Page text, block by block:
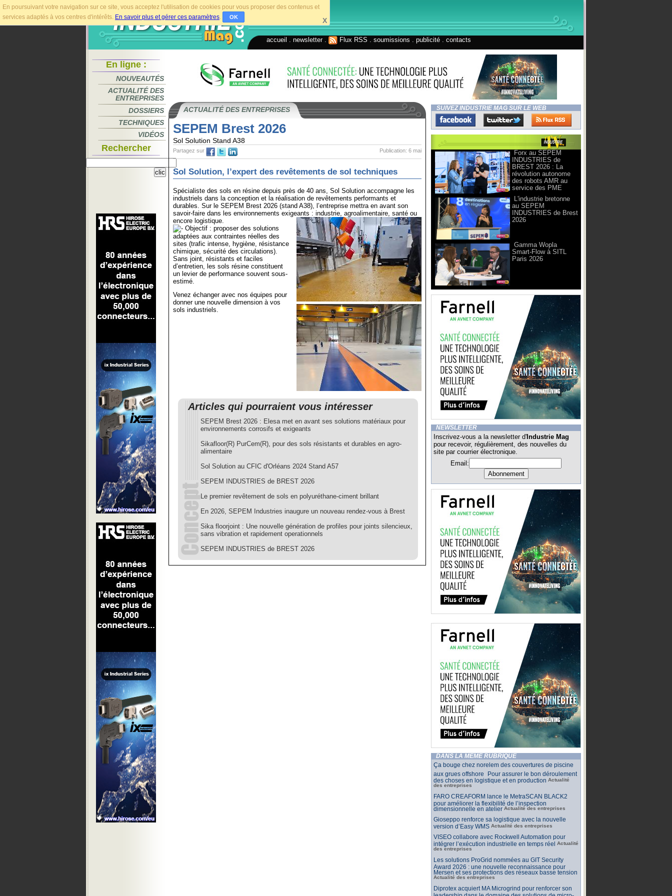
En poursuivant votre navigation sur ce site, vous acceptez l'utilisation de cookies pour vous proposer des contenus et
services adaptés à vos centres d'intérêts. En savoir plus et gérer ces paramètres. OK X
accueil newsletter. Flux RSS soumissions publicité contacts
En ligne :
NOUVEAUTÉS
ACTUALITÉ DES
ENTREPRISES
DOSSIERS
TECHNIQUES
VIDÉOS
Rechercher
ACTUALITÉ DES ENTREPRISES
SEPEM Brest 2026
Sol Solution Stand A38
Publication: 6 mai
Partagez sur
Sol Solution, l’expert des revêtements de sol techniques
Spécialiste des sols en résine depuis près de 40 ans, Sol Solution accompagne les
industriels dans la conception et la réalisation de revêtements performants et
durables. Sur le SEPEM Brest 2026 (stand A38), l’entreprise mettra en avant son
savoir-faire dans les environnements exigeants : industrie, agroalimentaire, santé ou
encore logistique.
Objectif : proposer des solutions
adaptées aux contraintes réelles des
sites (trafic intense, hygiène, résistance
chimique, sécurité des circulations).
Sans joint, résistants et faciles
d’entretien, les sols résine constituent
un levier de performance souvent sous-
estimé.
Venez échanger avec nos équipes pour
donner une nouvelle dimension à vos
sols industriels.
Articles qui pourraient vous intéresser
SEPEM Brest 2026 : Elesa met en avant ses solutions matériaux pour
environnements corrosifs et exigeants
Sikafloor(R) PurCem(R), pour des sols résistants et durables en agro-
alimentaire
Sol Solution au CFIC d'Orléans 2024 Stand A57
SEPEM INDUSTRIES de BREST 2026
Le premier revêtement de sols en polyuréthane-ciment brillant
En 2026, SEPEM Industries inaugure un nouveau rendez-vous à Brest
Sika floorjoint : Une nouvelle génération de profiles pour joints silencieux,
sans vibration et rapidement operationnels
SEPEM INDUSTRIES de BREST 2026
SUIVEZ INDUSTRIE MAG SUR LE WEB
Forx au SEPEM
INDUSTRIES de
BREST 2026 : La
révolution autonome
des robots AMR au
service des PME
L'industrie bretonne
au SEPEM
INDUSTRIES de Brest
2026
Gamma Wopla
Smart-Flow à SITL
Paris 2026
NEWSLETTER
Inscrivez-vous a la newsletter d' Industrie Mag
pour recevoir, régulièrement, des nouvelles du
site par courrier électronique.
Email:
DANS LA MÊME RUBRIQUE
Ça bouge chez norelem des couvertures de piscine
aux grues offshore Pour assurer le bon déroulement
des choses en logistique et en production Actualité
des entreprises
FARO CREAFORM lance le MetraSCAN BLACK2
pour améliorer la flexibilité de l’inspection
dimensionnelle en atelier Actualité des entreprises
Gioseppo renforce sa logistique avec la nouvelle
version d’Easy WMS Actualité des entreprises
VISEO collabore avec Rockwell Automation pour
intégrer l’exécution industrielle en temps réel Actualité
des entreprises
Les solutions ProGrid nommées au GIT Security
Award 2026 : une nouvelle reconnaissance pour
Mersen et ses protections des réseaux basse tension
Actualité des entreprises
Diprotex acquiert MA Microgrind pour renforcer son
leadership dans le domaine des solutions de micro-